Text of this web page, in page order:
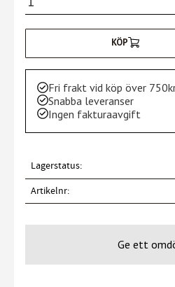
KÖP
Fri frakt vid köp över
Snabba leveranser
Ingen fakturaavgift
Lagerstatus
Artikelnr
Ge ett